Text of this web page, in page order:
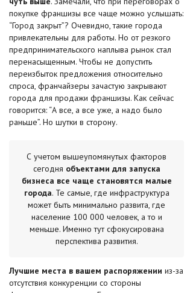
покупке франшизы все чаще можно услышать:
“Город закрыт”? Очевидно, такие города
привлекательны для работы. Но от резкого
предпринимательского наплыва рынок стал
перенасыщенным. Чтобы не допустить
переизбыток предложения относительно
спроса, франчайзеры зачастую закрывают
города для продажи франшизы. Как сейчас
говорится: “А все, а все уже, а надо было
раньше”. Но шутки в сторону.
С учетом вышеупомянутых факторов
сегодня объектами для запуска
бизнеса все чаще становятся малые
города. Те самые, где инфраструктура
может быть минимально развита, где
население 100 000 человек, а то и
меньше. Именно тут сфокусирована
перспектива развития.
Лучшие места в вашем распоряжении из-за
отсутствия конкуренции со стороны